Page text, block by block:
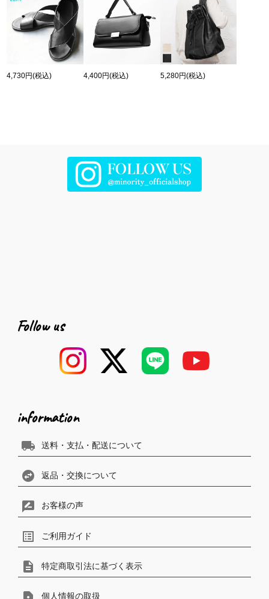
4,730円(税込) 4,400円(税込) 5,280円(税込)
Follow us
information
local_shipping 送料・支払・配送について
swap_horizontal_circle 返品・交換について
rate_review お客様の声
list_alt ご利用ガイド
description 特定商取引法に基づく表示
個人情報の取扱